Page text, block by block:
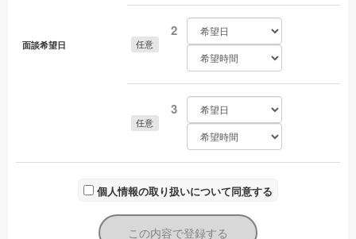
また、当社に対する個人情報のご提供は、ご本人様の任意のご意思に
よります。 ご本人様が個人情報のご提供を拒否された場合は、開示等
の求めに対する回答ができない場合がございますのでご了承願いま
す。これによりご本人様が被った損害（逸失利益を含む）、不利益等
について、当社は何らの賠償責任等を負いません。
10. 開示等の受付方法・窓口
保有個人データに関するご本人情報の開示等を請求の場合は、下記の
受付窓口までご連絡ください。ご連絡いただきましたら、当社所定の
「保有個人データ開示等請求書」を郵送または、FAX、メール等でお
送り致しますので、記入の上、必要書類を同封し送付にてお申し込み
下さい。（送付料は請求者のご負担となります。） ご本人（または代
理人）であることを確認した上で、ご希望の開示方法により回答いた
します。
また、当社に対する個人情報のご提供は、ご本人様の任意のご意思に
よります。 ご本人様が個人情報のご提供を拒否された場合は、開示等
す。これによりご本人様が被った損害（逸失利益を含む）、不利益等
について、当社は何らの賠償責任等を負いません。
面談希望日 任意
2
任意
3
個人情報の取り扱いについて同意する